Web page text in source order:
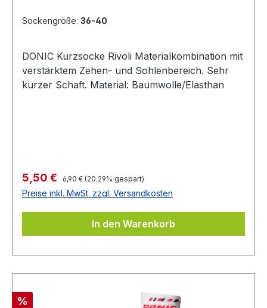
Sockengröße: 36-40
DONIC Kurzsocke Rivoli Materialkombination mit
verstärktem Zehen- und Sohlenbereich. Sehr
kurzer Schaft. Material: Baumwolle/Elasthan
Verkaufspreis:
5,50 € Regulärer Preis:
6,90 € (20.29% gespart)
Preise inkl. MwSt. zzgl. Versandkosten
In den Warenkorb
Rabatt
%